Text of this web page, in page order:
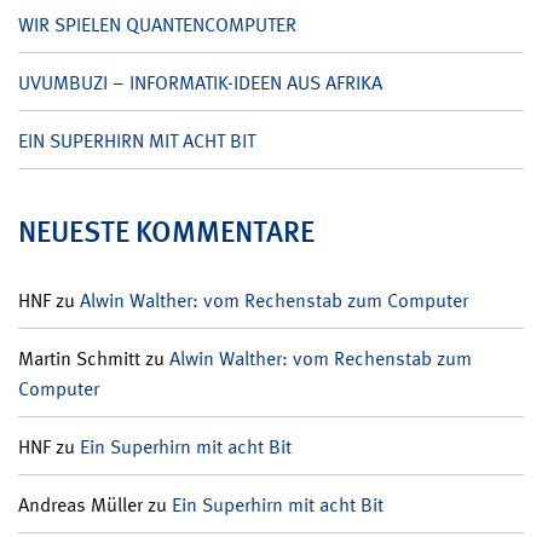
WIR SPIELEN QUANTENCOMPUTER
UVUMBUZI – INFORMATIK-IDEEN AUS AFRIKA
EIN SUPERHIRN MIT ACHT BIT
NEUESTE KOMMENTARE
HNFzu Alwin Walther: vom Rechenstab zum Computer
Martin Schmittzu Alwin Walther: vom Rechenstab zum
Computer
HNFzu Ein Superhirn mit acht Bit
Andreas Müllerzu Ein Superhirn mit acht Bit